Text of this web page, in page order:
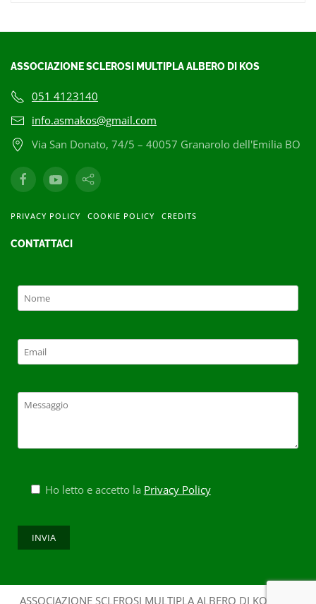
ASSOCIAZIONE SCLEROSI MULTIPLA ALBERO DI KOS
051 4123140
info.asmakos@gmail.com
Via San Donato, 74/5 – 40057 Granarolo dell'Emilia BO
PRIVACY POLICY COOKIE POLICY CREDITS
CONTATTACI
Ho letto e accetto la Privacy Policy
ASSOCIAZIONE SCLEROSI MULTIPLA ALBERO DI KOS - CF: